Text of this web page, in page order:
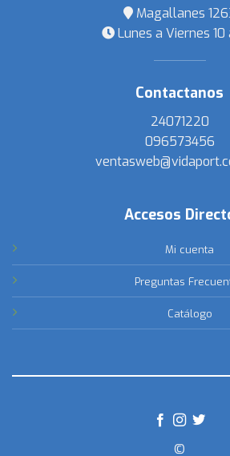
Magallanes
Lunes a Viernes 10
Contactanos
24071220
096573456
Accesos
Mi cuenta
Preguntas
Catálogo
©